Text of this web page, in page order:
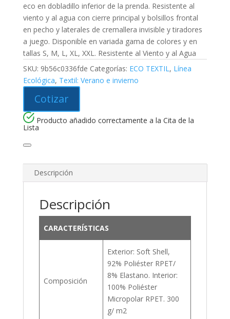
eco en dobladillo inferior de la prenda. Resistente al
viento y al agua con cierre principal y bolsillos frontal
en pecho y laterales de cremallera invisible y tiradores
a juego. Disponible en variada gama de colores y en
tallas S, M, L, XL, XXL. Resistente al Viento y al Agua
SKU: 9b56c0336fde Categorías: ECO TEXTIL, Línea
Ecológica, Textil: Verano e invierno
Cotizar
Producto añadido correctamente a la Cita de la
Lista
Descripción
Descripción
CARACTERÍSTICAS
Composición
Exterior: Soft Shell,
92% Poliéster RPET/
8% Elastano. Interior:
100% Poliéster
Micropolar RPET. 300
g/ m2